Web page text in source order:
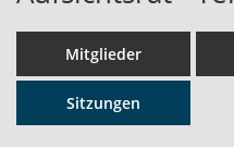
Mitglieder
Sitzungen